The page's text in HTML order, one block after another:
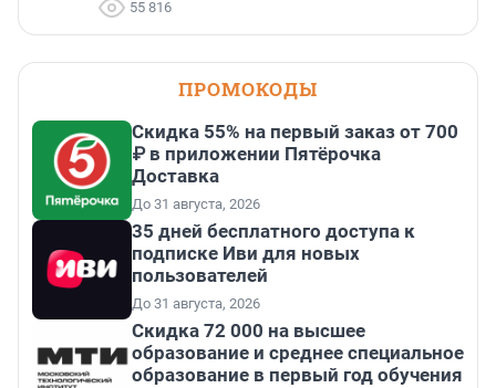
55 816
ПРОМОКОДЫ
Скидка 55% на первый заказ от 700
₽ в приложении Пятёрочка
Доставка
До 31 августа, 2026
35 дней бесплатного доступа к
подписке Иви для новых
пользователей
До 31 августа, 2026
Скидка 72 000 на высшее
образование и среднее специальное
образование в первый год обучения